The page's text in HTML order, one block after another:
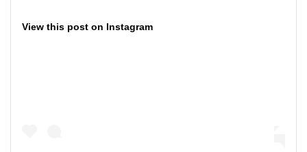
View this post on Instagram